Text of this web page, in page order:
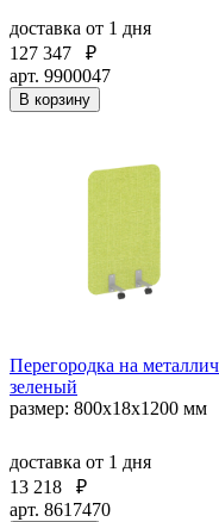
доставка от 1 дня
127 347
₽
арт. 9900047
В корзину
Перегородка на
зеленый
размер: 800x18x1200 мм
доставка от 1 дня
13 218
₽
арт. 8617470